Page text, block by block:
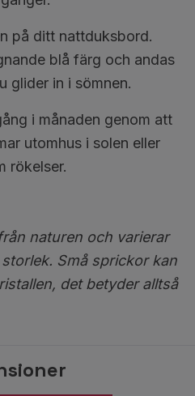
på ditt nattduksbord.
blå färg och andas
glider in i sömnen.
i månaden genom att
utomhus i solen eller
rökelser.
naturen och varierar
Små sprickor kan
det betyder alltså